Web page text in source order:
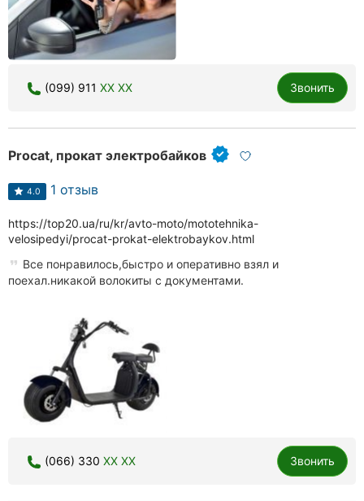
Кривой
Рог
Полтава
Чернигов
Черкассы
Сумы
Франковск
Луцк
Ужгород
(099) 911 XX XX Звонить
Procat, прокат электробайков
4.0 1 отзыв
https://top20.ua/ru/kr/avto-moto/mototehnika-
velosipedyi/procat-prokat-elektrobaykov.html
Все понравилось,быстро и оперативно взял и
поехал.никакой волокиты с документами.
(066) 330 XX XX Звонить